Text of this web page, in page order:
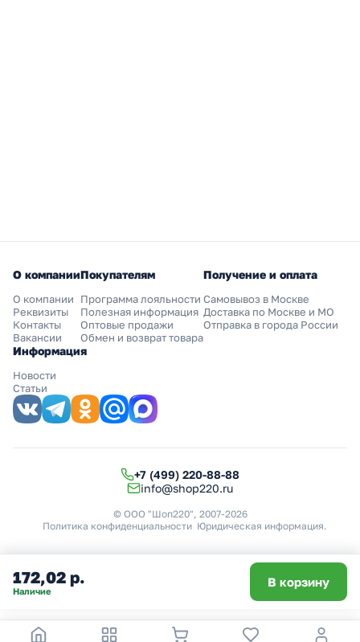
172,02 р.
Наличие
В корзину
О компании
О компании
Реквизиты
Контакты
Вакансии
Покупателям
Программа лояльности
Полезная информация
Оптовые продажи
Обмен и возврат товара
Получение и оплата
Самовывоз в Москве
Доставка по Москве и МО
Отправка в города России
Информация
Новости
Статьи
+7 (499) 220-88-88
info@shop220.ru
© ООО "Шоп220", 2007-2026
Политика конфиденциальности Юридическая информация.